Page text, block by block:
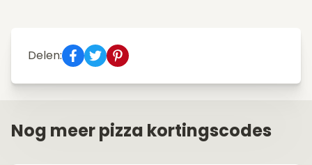
Delen:
Nog meer pizza kortingscodes